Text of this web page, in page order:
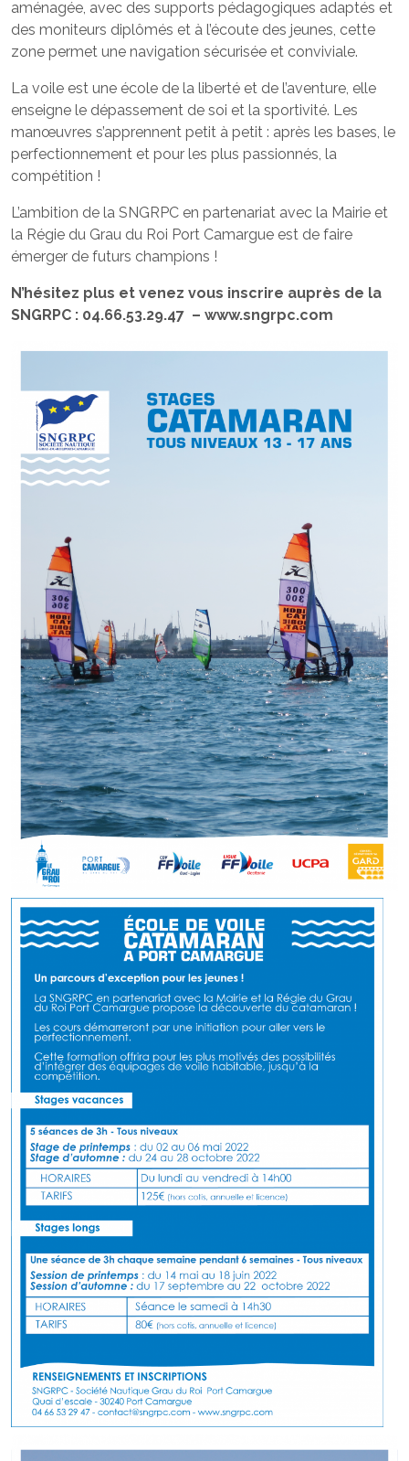
aménagée, avec des supports pédagogiques adaptés et
des moniteurs diplômés et à l’écoute des jeunes, cette
zone permet une navigation sécurisée et conviviale.
La voile est une école de la liberté et de l’aventure, elle
enseigne le dépassement de soi et la sportivité. Les
manœuvres s’apprennent petit à petit : après les bases, le
perfectionnement et pour les plus passionnés, la
compétition !
L’ambition de la SNGRPC en partenariat avec la Mairie et
la Régie du Grau du Roi Port Camargue est de faire
émerger de futurs champions !
N’hésitez plus et venez vous inscrire auprès de la
SNGRPC : 04.66.53.29.47 – www.sngrpc.com